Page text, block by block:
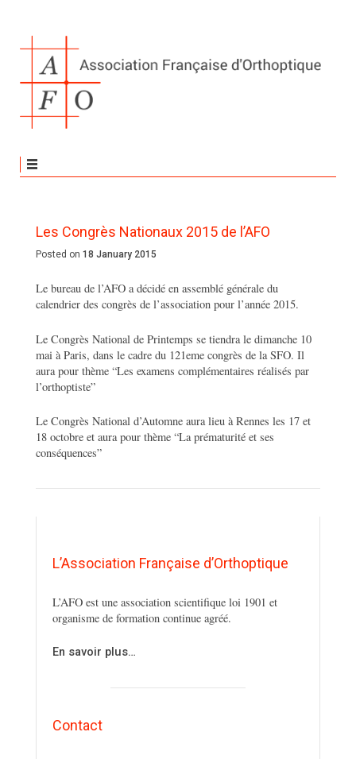
Les Congrès Nationaux 2015 de l’AFO
Posted on 18 January 2015
Le bureau de l’AFO a décidé en assemblé générale du
calendrier des congrès de l’association pour l’année 2015.
Le Congrès National de Printemps se tiendra le dimanche 10
mai à Paris, dans le cadre du 121eme congrès de la SFO. Il
aura pour thème “Les examens complémentaires réalisés par
l’orthoptiste”
Le Congrès National d’Automne aura lieu à Rennes les 17 et
18 octobre et aura pour thème “La prématurité et ses
conséquences”
L’Association Française d’Orthoptique
L’AFO est une association scientifique loi 1901 et
organisme de formation continue agréé.
En savoir plus…
Contact